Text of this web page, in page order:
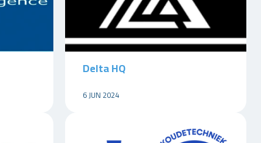
Delta HQ
6 JUN 2024